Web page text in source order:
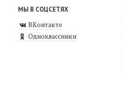
МЫ В СОЦСЕТЯХ
ВКонтакте
Одноклассники